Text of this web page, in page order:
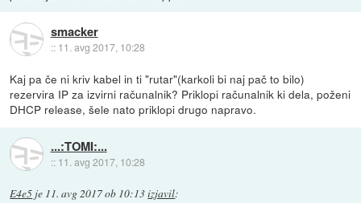
smacker
:: 11. avg 2017, 10:28
Kaj pa če ni kriv kabel in ti "rutar"(karkoli bi naj pač to bilo)
rezervira IP za izvirni računalnik? Priklopi računalnik ki dela, poženi
DHCP release, šele nato priklopi drugo napravo.
...:TOMI:...
:: 11. avg 2017, 10:28
E4e5 je 11. avg 2017 ob 10:13izjavil: